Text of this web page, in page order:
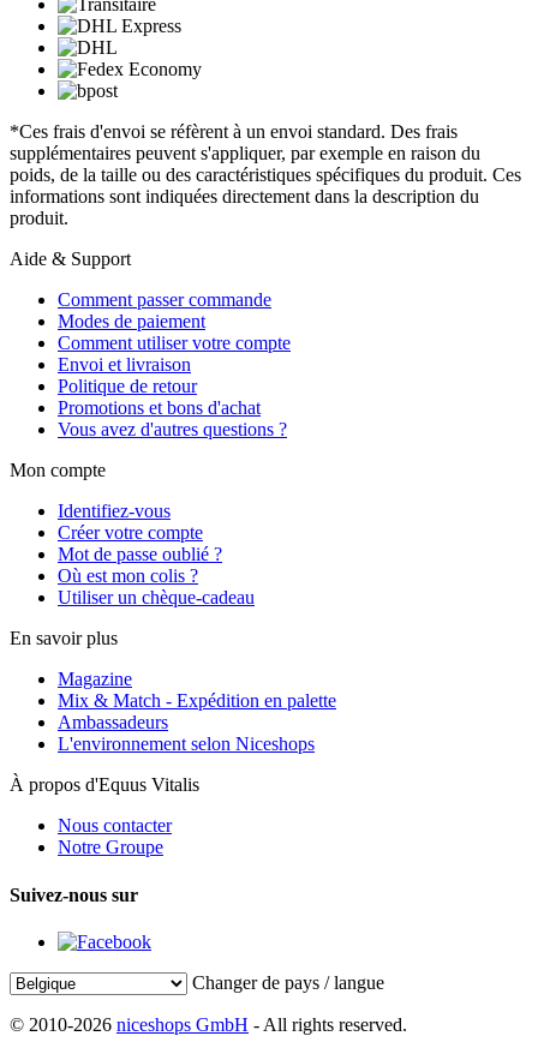
*Ces frais d'envoi se réfèrent à un envoi standard. Des frais
supplémentaires peuvent s'appliquer, par exemple en raison du
poids, de la taille ou des caractéristiques spécifiques du produit. Ces
informations sont indiquées directement dans la description du
produit.
Aide & Support
Comment passer commande
Modes de paiement
Comment utiliser votre compte
Envoi et livraison
Politique de retour
Promotions et bons d'achat
Vous avez d'autres questions ?
Mon compte
Identifiez-vous
Créer votre compte
Mot de passe oublié ?
Où est mon colis ?
Utiliser un chèque-cadeau
En savoir plus
Magazine
Mix & Match - Expédition en palette
Ambassadeurs
L'environnement selon Niceshops
À propos d'Equus Vitalis
Nous contacter
Notre Groupe
Suivez-nous sur
Changer de pays / langue
© 2010-2026 niceshops GmbH - All rights reserved.